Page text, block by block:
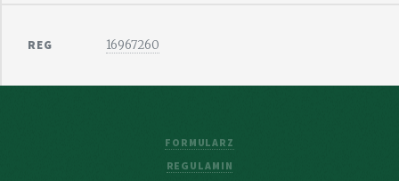
REG 16967260
FORMULARZ
REGULAMIN